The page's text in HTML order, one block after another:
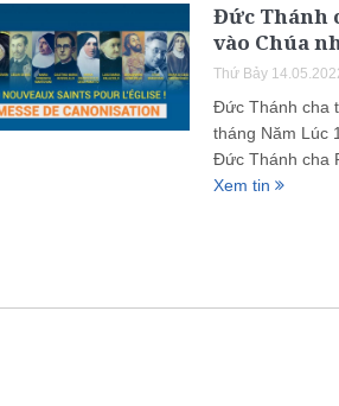
Đức Thánh
vào Chúa
Thứ Bảy
Đức Thánh cha
tháng Năm Lúc
Đức Thánh cha
Xem tin